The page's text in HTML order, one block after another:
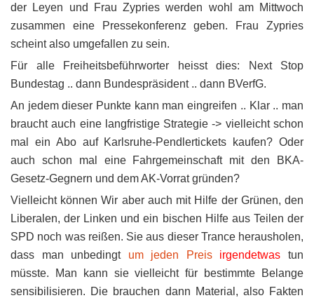
der Leyen und Frau Zypries werden wohl am Mittwoch
zusammen eine Pressekonferenz geben. Frau Zypries
scheint also umgefallen zu sein.
Für alle Freiheitsbeführworter heisst dies: Next Stop
Bundestag .. dann Bundespräsident .. dann BVerfG.
An jedem dieser Punkte kann man eingreifen .. Klar .. man
braucht auch eine langfristige Strategie -> vielleicht schon
mal ein Abo auf Karlsruhe-Pendlertickets kaufen? Oder
auch schon mal eine Fahrgemeinschaft mit den BKA-
Gesetz-Gegnern und dem AK-Vorrat gründen?
Vielleicht können Wir aber auch mit Hilfe der Grünen, den
Liberalen, der Linken und ein bischen Hilfe aus Teilen der
SPD noch was reißen. Sie aus dieser Trance herausholen,
dass man unbedingt um jeden Preis irgendetwas tun
müsste. Man kann sie vielleicht für bestimmte Belange
sensibilisieren. Die brauchen dann Material, also Fakten